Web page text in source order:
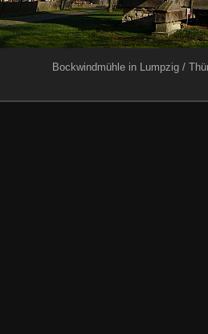
Bockwindmühle in Lumpzig /